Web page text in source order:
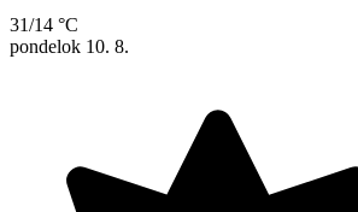
31/14 °C
pondelok 10. 8.